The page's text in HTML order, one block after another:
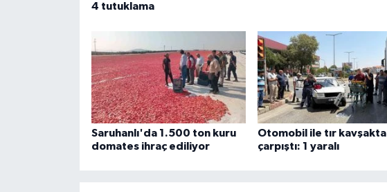
4 tutuklama
Saruhanlı'da 1.500 ton kuru
domates ihraç ediliyor
Otomobil ile tır kavşakta
çarpıştı: 1 yaralı